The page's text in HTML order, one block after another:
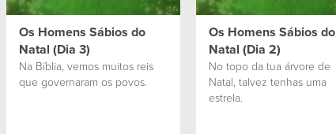
Os Homens Sábios do
Natal (Dia 3)
Na Bíblia, vemos muitos reis
que governaram os povos.
Os Homens Sábios do
Natal (Dia 2)
No topo da tua árvore de
Natal, talvez tenhas uma
estrela.